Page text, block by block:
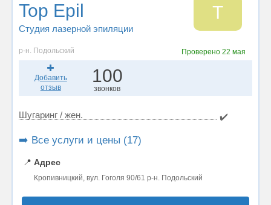
Top Epil
Студия лазерной эпиляции
T
р-н. Подольский Проверено 22 мая
Добавить
отзыв
100
звонков
Шугаринг / жен. ✔️
➡️ Все услуги и цены (17)
📍 Адрес
Кропивницкий, вул. Гоголя 90/61 р-н. Подольский